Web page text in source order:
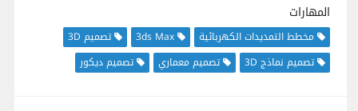
المهارات
مخطط التمديدات الكهربائية 3ds Max
تصميم 3D
تصميم نماذج 3D
تصميم معماري تصميم ديكور